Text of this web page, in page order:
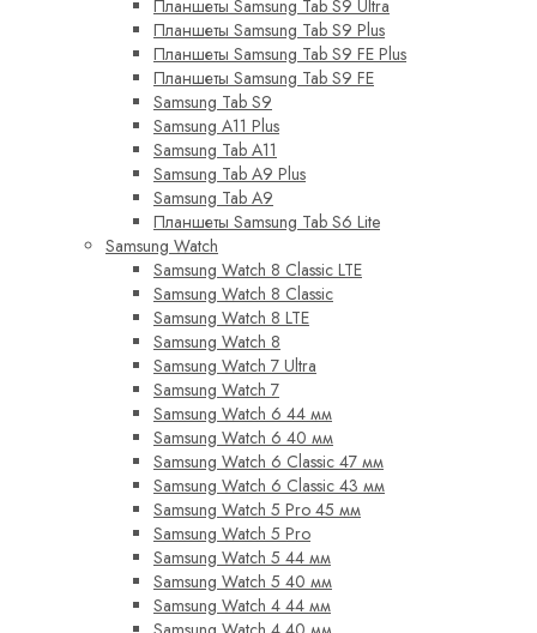
Планшеты Samsung Tab S9 Ultra
Планшеты Samsung Tab S9 Plus
Планшеты Samsung Tab S9 FE Plus
Планшеты Samsung Tab S9 FE
Samsung Tab S9
Samsung A11 Plus
Samsung Tab A11
Samsung Tab A9 Plus
Samsung Tab A9
Планшеты Samsung Tab S6 Lite
Samsung Watch
Samsung Watch 8 Classic LTE
Samsung Watch 8 Classic
Samsung Watch 8 LTE
Samsung Watch 8
Samsung Watch 7 Ultra
Samsung Watch 7
Samsung Watch 6 44 мм
Samsung Watch 6 40 мм
Samsung Watch 6 Classic 47 мм
Samsung Watch 6 Classic 43 мм
Samsung Watch 5 Pro 45 мм
Samsung Watch 5 Pro
Samsung Watch 5 44 мм
Samsung Watch 5 40 мм
Samsung Watch 4 44 мм